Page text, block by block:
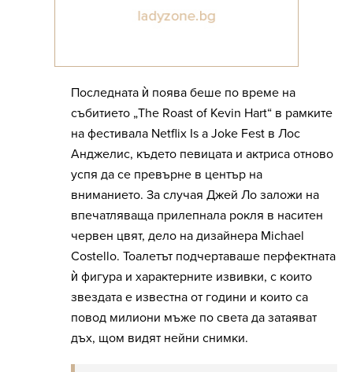
Последната ѝ поява беше по време на
събитието „The Roast of Kevin Hart“ в рамките
на фестивала Netflix Is a Joke Fest в Лос
Анджелис, където певицата и актриса отново
успя да се превърне в център на
вниманието. За случая Джей Ло заложи на
впечатляваща прилепнала рокля в наситен
червен цвят, дело на дизайнера Michael
Costello. Тоалетът подчертаваше перфектната
ѝ фигура и характерните извивки, с които
звездата е известна от години и които са
повод милиони мъже по света да затаяват
дъх, щом видят нейни снимки.